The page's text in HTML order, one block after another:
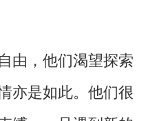
，他们渴望探索
亦是如此。他们很